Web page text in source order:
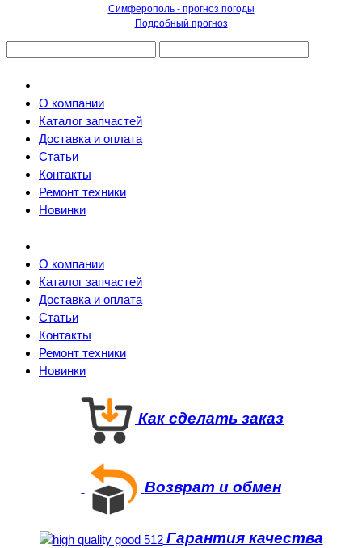
Симферополь - прогноз погоды
Подробный прогноз
О компании
Каталог запчастей
Доставка и оплата
Статьи
Контакты
Ремонт техники
Новинки
О компании
Каталог запчастей
Доставка и оплата
Статьи
Контакты
Ремонт техники
Новинки
Как сделать заказ
Возврат и обмен
Гарантия качества